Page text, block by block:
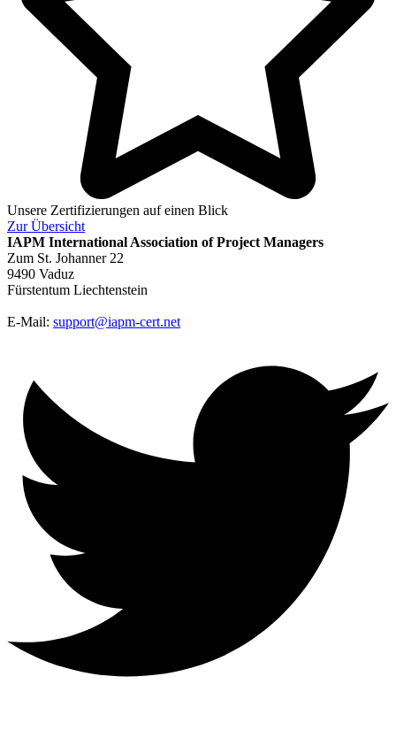
Unsere Zertifizierungen auf einen Blick
ZurÜbersicht
IAPM International Association of Project Managers
Zum St. Johanner 22
9490 Vaduz
Fürstentum Liechtenstein
E-Mail: support@iapm-cert.net